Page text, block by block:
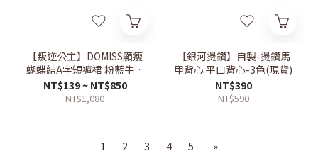
【叛逆公主】DOMISS顯瘦
蝴蝶結A字短褲裙 粉藍牛仔
褲裙(現貨)
NT$139 ~ NT$850
NT$1,080
【銀河燙鑽】自製-燙鑽馬
甲背心 平口背心-3色(現貨)
NT$390
NT$590
1 2 3 4 5 »